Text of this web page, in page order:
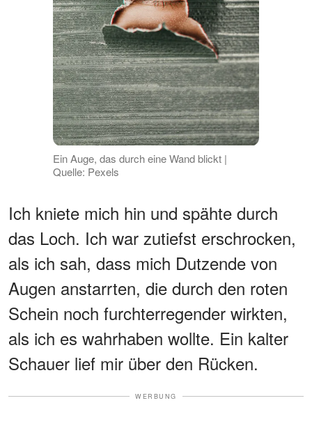
Ein Auge, das durch eine Wand blickt |
Quelle: Pexels
Ich kniete mich hin und spähte durch
das Loch. Ich war zutiefst erschrocken,
als ich sah, dass mich Dutzende von
Augen anstarrten, die durch den roten
Schein noch furchterregender wirkten,
als ich es wahrhaben wollte. Ein kalter
Schauer lief mir über den Rücken.
WERBUNG